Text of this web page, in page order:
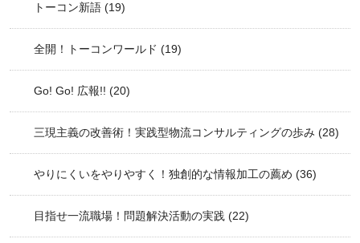
トーコン新語 (19)
全開！トーコンワールド (19)
Go! Go! 広報!! (20)
三現主義の改善術！実践型物流コンサルティングの歩み (28)
やりにくいをやりやすく！独創的な情報加工の薦め (36)
目指せ一流職場！問題解決活動の実践 (22)